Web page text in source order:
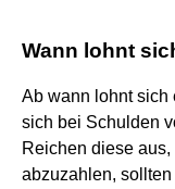
Wann lohnt
Ab wann lohnt sich
sich bei Schulden
Reichen diese
abzuzahlen,